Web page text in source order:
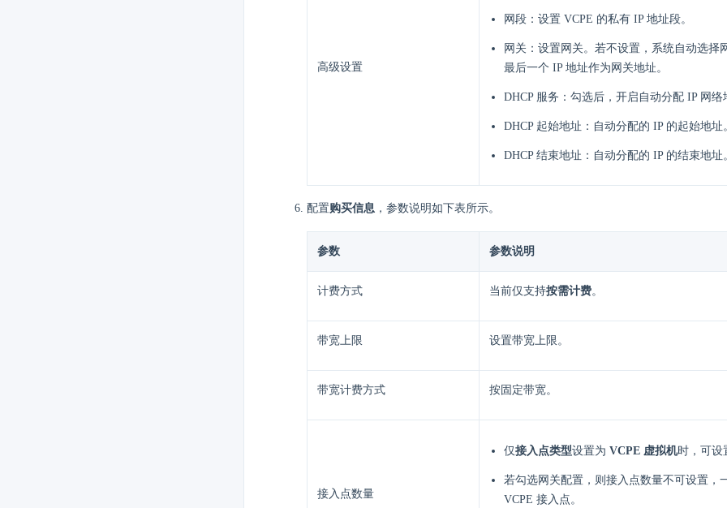
高级设置
网段：设置 VCPE 的私有 IP 地址段。
网关：设置网关。若不设置，系统自动选择
最后一个 IP 地址作为网关地址。
DHCP 服务：勾选后，开启自动分配 IP 网络
DHCP 起始地址：自动分配的 IP 的起始地址
DHCP 结束地址：自动分配的 IP 的结束地址
配置购买信息 ，参数说明如下表所示。
参数 参数说明
计费方式 当前仅支持按需计费。
带宽上限 设置带宽上限。
带宽计费方式 按固定带宽。
接入点数量
仅接入点类型设置为 VCPE 虚拟机时，可设
若勾选网关配置，则接入点数量不可设置，
VCPE 接入点。